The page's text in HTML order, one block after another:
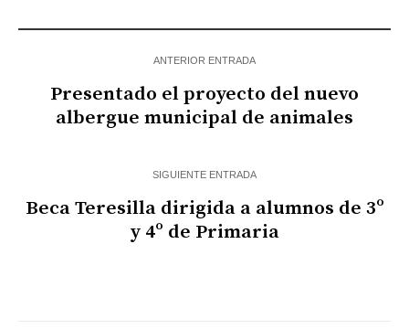
ANTERIOR ENTRADA
Presentado el proyecto del nuevo
albergue municipal de animales
SIGUIENTE ENTRADA
Beca Teresilla dirigida a alumnos de 3º
y 4º de Primaria